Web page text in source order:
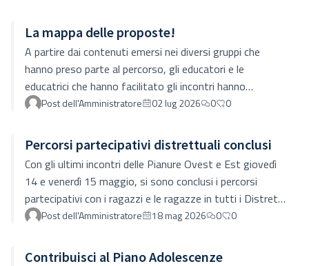
condivise tutte le proposte emerse, sono stati
presentati i risultati del questionario raccolto dalla
Consulta studentesca e dopo una riflessione condivisa
si sono votate le proposte prioritarie per ciascuno/a.
La mappa delle proposte!
A partire dai contenuti emersi nei diversi gruppi che
hanno preso parte al percorso, gli educatori e le
educatrici che hanno facilitato gli incontri hanno
realizzato questa bellissima mappa come strumento di
e delle ragazze per il Piano Adolescenze Metropolitano.
Post dell'Amministratore 02 lug 2026 0 0
Percorsi partecipativi distrettuali conclusi
Con gli ultimi incontri delle Pianure Ovest e Est giovedì
14 e venerdì 15 maggio, si sono conclusi i percorsi
partecipativi con i ragazzi e le ragazze in tutti i Distretti.
Ci prepariamo alla convergenza delle proposte emerse
Post dell'Amministratore 18 mag 2026 0 0
Contribuisci al Piano Adolescenze